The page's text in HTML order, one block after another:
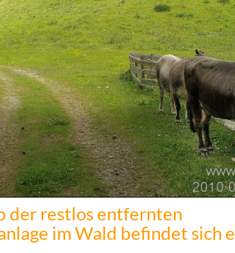
der restlos entfernten
im Wald befindet sich